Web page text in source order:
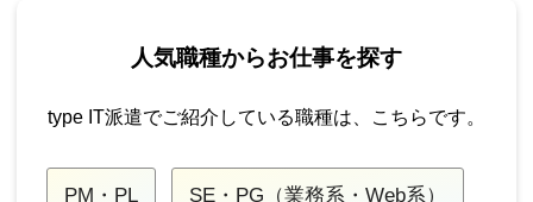
人気職種からお仕事を探す
type IT派遣でご紹介している職種は、こちらです。
PM・PL SE・PG（業務系・Web系）